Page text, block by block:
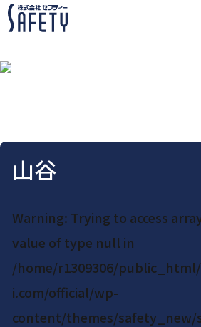
山谷
Warning: Trying to access
value of type null in
/home/r1309306/
i.com/official/wp-
content/themes/safety_new/